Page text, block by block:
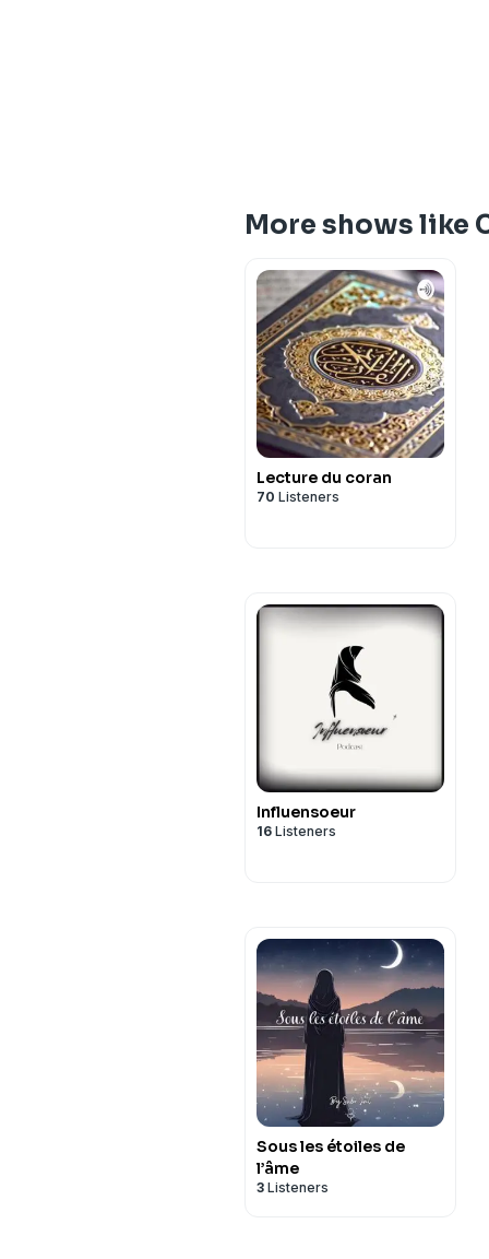
More shows like
Lecture du coran
70 Listeners
Influensoeur
16 Listeners
Sous les étoiles de
l’âme
3 Listeners